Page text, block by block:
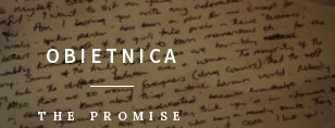
OBIETNICA
THE PROMISE